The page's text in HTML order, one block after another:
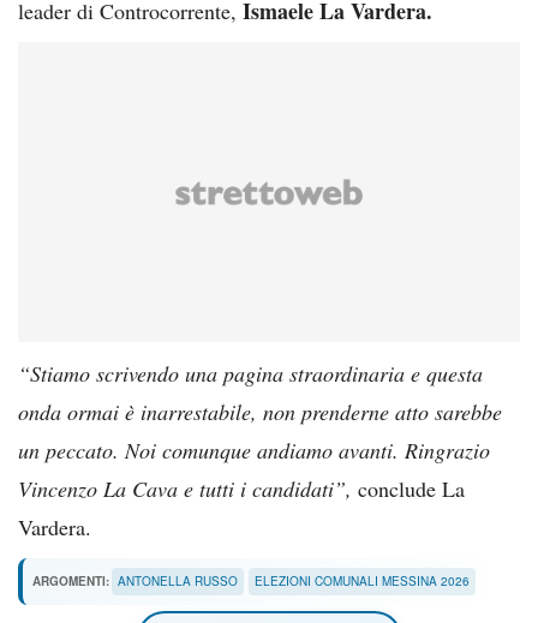
leader di Controcorrente, Ismaele La Vardera.
“Stiamo scrivendo una pagina straordinaria e questa
onda ormai è inarrestabile, non prenderne atto sarebbe
un peccato. Noi comunque andiamo avanti. Ringrazio
Vincenzo La Cava e tutti i candidati”, conclude La
Vardera.
ARGOMENTI: ANTONELLA RUSSO ELEZIONI COMUNALI MESSINA 2026